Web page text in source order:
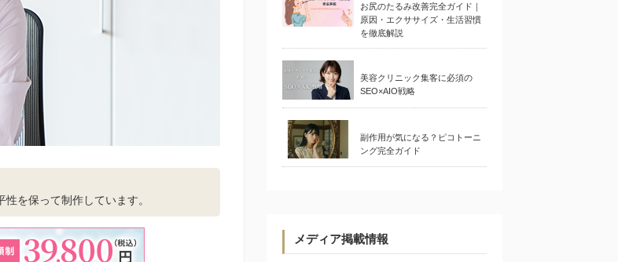
を保って制作しています。
お尻のたるみ改善完全ガイド｜
原因・エクササイズ・生活習慣
を徹底解説
美容クリニック集客に必須の
SEO×AIO戦略
副作用が気になる？ピコトーニ
ング完全ガイド
メディア掲載情報